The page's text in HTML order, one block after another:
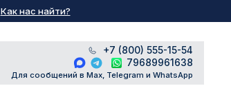
Как нас найти?
+7 (800) 555-15-54
79689961638
Для сообщений в Max, Telegram и WhatsApp